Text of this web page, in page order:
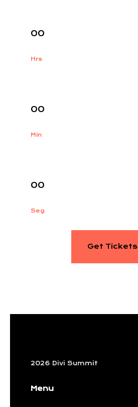
00
Hrs
00
Min
00
Seg
Get Tickets
2026 Divi Summit
Menu